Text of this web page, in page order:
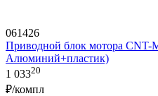
061426
Приводной блок мотора
Алюминий+пластик)
1 03320
₽/компл